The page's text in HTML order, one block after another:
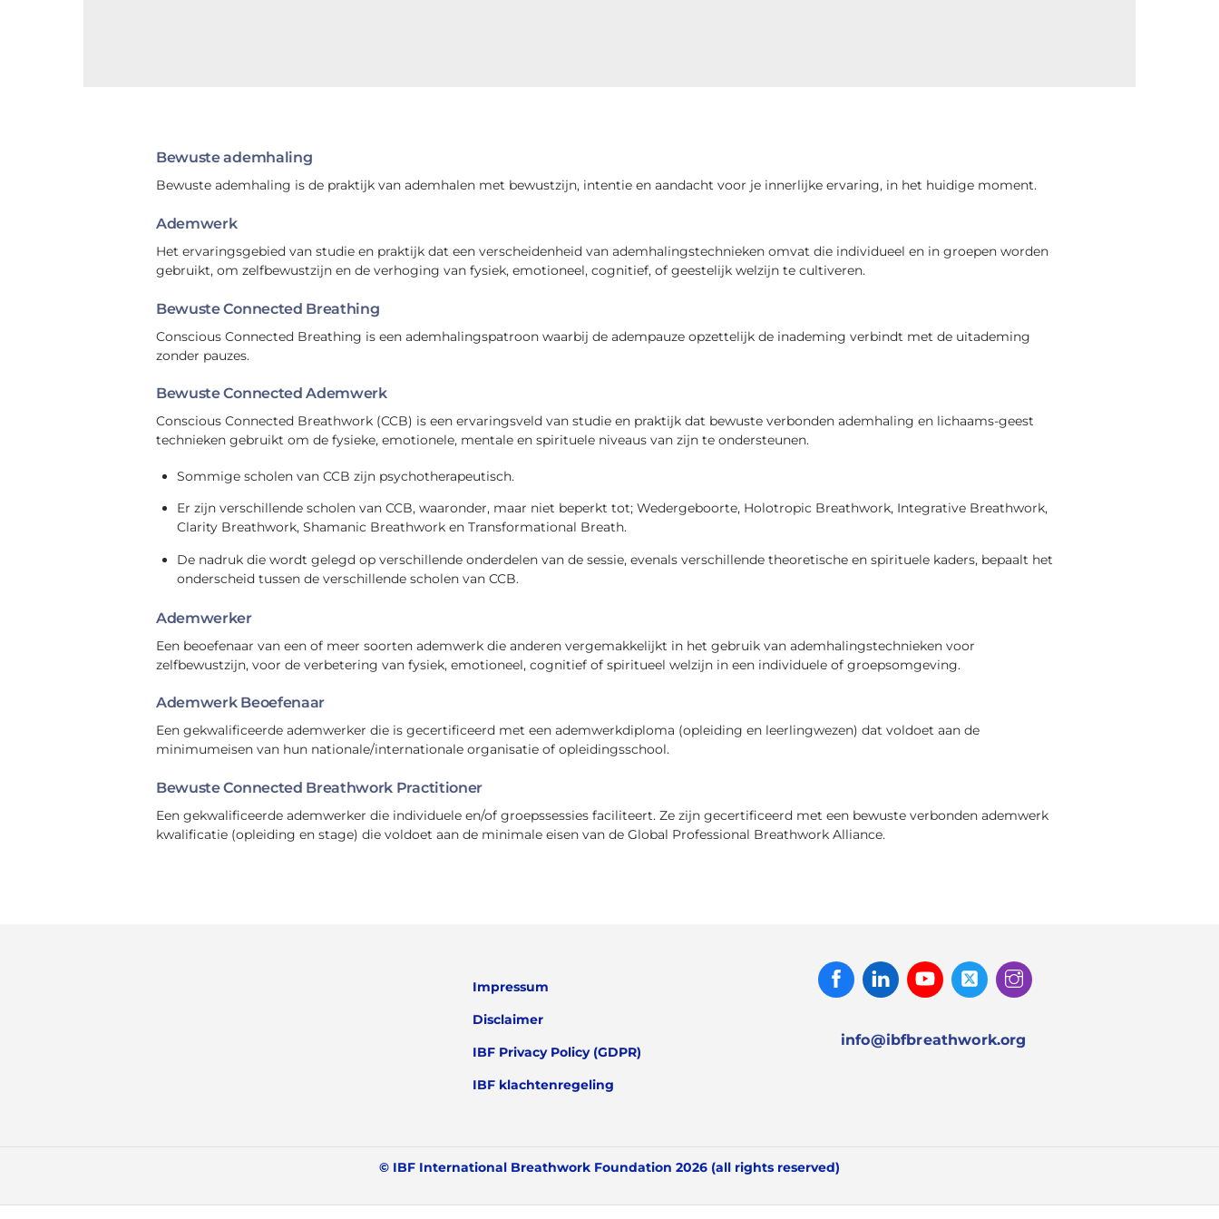
Bewuste ademhaling
Bewuste ademhaling is de praktijk van ademhalen met bewustzijn, intentie en aandacht voor je innerlijke ervaring, in het huidige moment.
Ademwerk
Het ervaringsgebied van studie en praktijk dat een verscheidenheid van ademhalingstechnieken omvat die individueel en in groepen worden
gebruikt, om zelfbewustzijn en de verhoging van fysiek, emotioneel, cognitief, of geestelijk welzijn te cultiveren.
Bewuste Connected Breathing
Conscious Connected Breathing is een ademhalingspatroon waarbij de adempauze opzettelijk de inademing verbindt met de uitademing
zonder pauzes.
Bewuste Connected Ademwerk
Conscious Connected Breathwork (CCB) is een ervaringsveld van studie en praktijk dat bewuste verbonden ademhaling en lichaams-geest
technieken gebruikt om de fysieke, emotionele, mentale en spirituele niveaus van zijn te ondersteunen.
Sommige scholen van CCB zijn psychotherapeutisch.
Er zijn verschillende scholen van CCB, waaronder, maar niet beperkt tot; Wedergeboorte, Holotropic Breathwork, Integrative Breathwork,
Clarity Breathwork, Shamanic Breathwork en Transformational Breath.
De nadruk die wordt gelegd op verschillende onderdelen van de sessie, evenals verschillende theoretische en spirituele kaders, bepaalt het
onderscheid tussen de verschillende scholen van CCB.
Ademwerker
Een beoefenaar van een of meer soorten ademwerk die anderen vergemakkelijkt in het gebruik van ademhalingstechnieken voor
zelfbewustzijn, voor de verbetering van fysiek, emotioneel, cognitief of spiritueel welzijn in een individuele of groepsomgeving.
Ademwerk Beoefenaar
Een gekwalificeerde ademwerker die is gecertificeerd met een ademwerkdiploma (opleiding en leerlingwezen) dat voldoet aan de
minimumeisen van hun nationale/internationale organisatie of opleidingsschool.
Bewuste Connected Breathwork Practitioner
Een gekwalificeerde ademwerker die individuele en/of groepssessies faciliteert. Ze zijn gecertificeerd met een bewuste verbonden ademwerk
kwalificatie (opleiding en stage) die voldoet aan de minimale eisen van de Global Professional Breathwork Alliance.
Impressum
Disclaimer
IBF Privacy Policy (GDPR)
IBF klachtenregeling
FacebookLinked
In
Youtube Twitter
info@ibfbreathwork.org
© IBF International Breathwork Foundation 2026 (all rights reserved)